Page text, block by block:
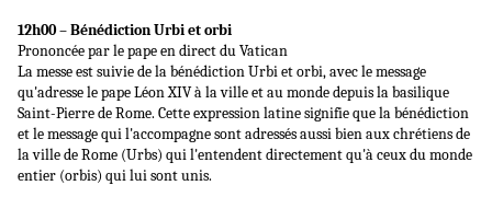
12h00 – Bénédiction Urbi et orbi
Prononcée par le pape en direct du Vatican
La messe est suivie de la bénédiction Urbi et orbi, avec le message
qu'adresse le pape Léon XIV à la ville et au monde depuis la basilique
Saint-Pierre de Rome. Cette expression latine signifie que la bénédiction
et le message qui l'accompagne sont adressés aussi bien aux chrétiens de
la ville de Rome (Urbs) qui l'entendent directement qu'à ceux du monde
entier (orbis) qui lui sont unis.